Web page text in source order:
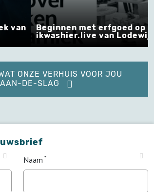
Beginnen met erfgoed op
ikwashier.live van Lodewijk
ONZE VERHUIS VOOR JOU
DE-SLAG
Naam